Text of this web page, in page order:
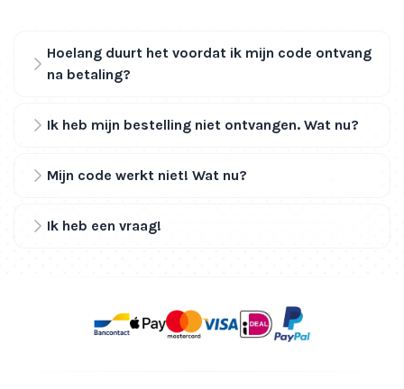
Hoelang duurt het voordat ik mijn code ontvang
na betaling?
Ik heb mijn bestelling niet ontvangen. Wat nu?
Mijn code werkt niet! Wat nu?
Ik heb een vraag!